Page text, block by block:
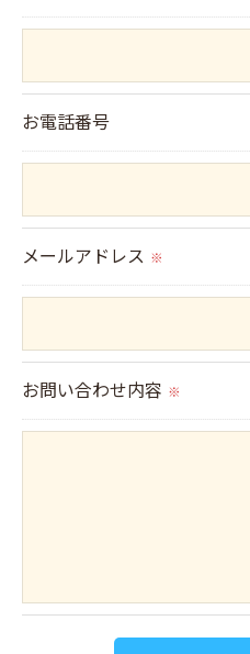
取得した個人情報を第三
＜個人情報の委託について
当社では、利用目的の達
これらの委託先に対して
置をとり、適切な監督を行
当社では、個人情報の漏
切に安全管理対策を実施し
お電話番号
メールアドレス ※
お問い合わせ内容 ※